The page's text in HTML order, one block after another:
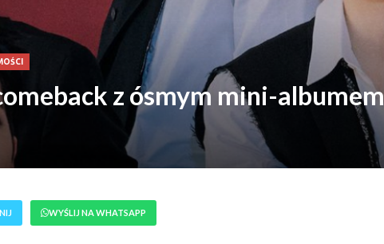
z ósmym mini-albumem
WYŚLIJ NA WHATSAPP